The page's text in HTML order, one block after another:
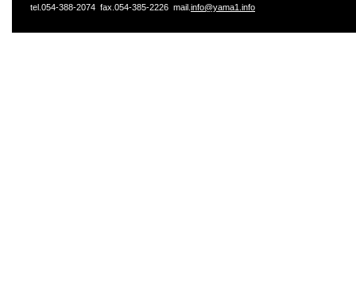
tel.054-388-2074 fax.054-385-2226 mail. info@yama1.info